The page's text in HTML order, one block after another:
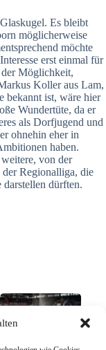
Es bleibt
möglicherweise
möchte
erst einmal für
Möglichkeit,
Koller aus Lam,
bekannt ist, wäre hier
Wundertüte, da er
als Dorfjugend und
ohnehin eher in
haben.
von der
der Regionalliga, die
dürften.